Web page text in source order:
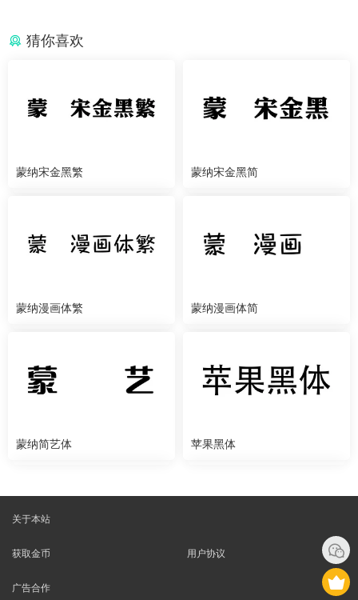
猜你喜欢
蒙纳宋金黑繁 蒙纳宋金黑简
蒙纳漫画体繁 蒙纳漫画体简
蒙纳简艺体 苹果黑体
关于本站
获取金币 用户协议
广告合作